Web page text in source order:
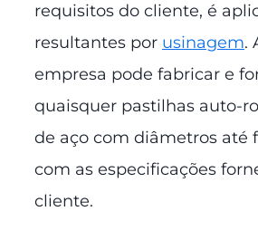
requisitos do cliente, é
resultantes por usinagem.
empresa pode fabricar e
quaisquer pastilhas auto-
de aço com diâmetros até
com as especificações
cliente.